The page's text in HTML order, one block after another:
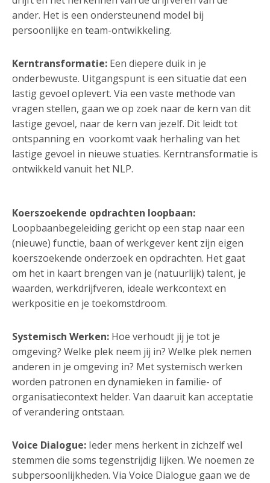
ander. Het is een ondersteunend model bij
persoonlijke en team-ontwikkeling.
Kerntransformatie:Een diepere duik in je
onderbewuste. Uitgangspunt is een situatie dat een
lastig gevoel oplevert. Via een vaste methode van
vragen stellen, gaan we op zoek naar de kern van dit
lastige gevoel, naar de kern van jezelf. Dit leidt tot
ontspanning en voorkomt vaak herhaling van het
lastige gevoel in nieuwe stuaties. Kerntransformatie is
ontwikkeld vanuit het NLP.
Koerszoekende opdrachten loopbaan:
Loopbaanbegeleiding gericht op een stap naar een
(nieuwe) functie, baan of werkgever kent zijn eigen
koerszoekende onderzoek en opdrachten. Het gaat
om het in kaart brengen van je (natuurlijk) talent, je
waarden, werkdrijfveren, ideale werkcontext en
werkpositie en je toekomstdroom.
Systemisch Werken:Hoe verhoudt jij je tot je
omgeving? Welke plek neem jij in? Welke plek nemen
anderen in je omgeving in? Met systemisch werken
worden patronen en dynamieken in familie- of
organisatiecontext helder. Van daaruit kan acceptatie
of verandering ontstaan.
Voice Dialogue:Ieder mens herkent in zichzelf wel
stemmen die soms tegenstrijdig lijken. We noemen ze
subpersoonlijkheden. Via Voice Dialogue gaan we de